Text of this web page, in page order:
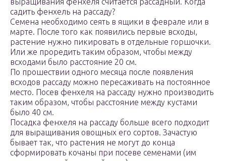
садить фенхель на рассаду?
Семена необходимо сеять в ящики в феврале или в
марте. После того как появились первые всходы,
растение нужно пикировать в отдельные горшочки.
Или же проредить таким образом, чтобы между
всходами было расстояние 20 см.
По прошествии одного месяца после появления
всходов рассаду можно пересаживать на постоянное
место. Посев фенхеля на рассаду нужно производить
таким образом, чтобы расстояние между кустами
было 40 см.
Посадка фенхеля на рассаду больше всего подходит
для выращивания овощных его сортов. Зачастую
бывает так, что растения не могут до конца
сформировать кочаны при посеве семенами (им